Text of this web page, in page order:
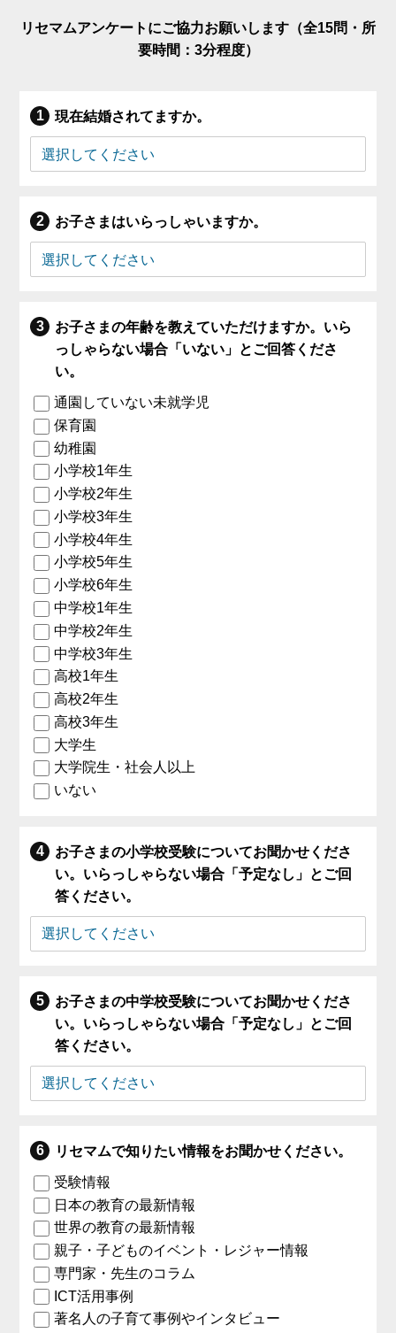
リセマムアンケートにご協力お願いします（全15問・所
要時間：3分程度）
現在結婚されてますか。
お子さまはいらっしゃいますか。
お子さまの年齢を教えていただけますか。いら
っしゃらない場合「いない」とご回答くださ
い。
通園していない未就学児
保育園
幼稚園
小学校1年生
小学校2年生
小学校3年生
小学校4年生
小学校5年生
小学校6年生
中学校1年生
中学校2年生
中学校3年生
高校1年生
高校2年生
高校3年生
大学生
大学院生・社会人以上
いない
お子さまの小学校受験についてお聞かせくださ
い。いらっしゃらない場合「予定なし」とご回
答ください。
お子さまの中学校受験についてお聞かせくださ
い。いらっしゃらない場合「予定なし」とご回
答ください。
リセマムで知りたい情報をお聞かせください。
受験情報
日本の教育の最新情報
世界の教育の最新情報
親子・子どものイベント・レジャー情報
専門家・先生のコラム
ICT活用事例
著名人の子育て事例やインタビュー